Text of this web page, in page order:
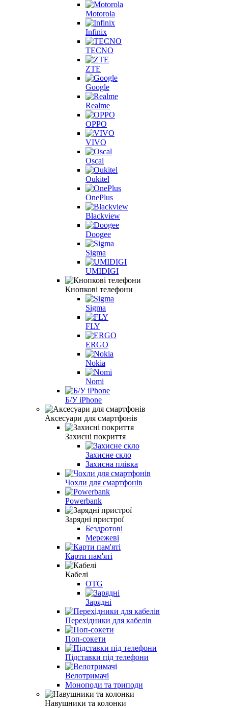
Motorola
Infinix
TECNO
ZTE
Google
Realme
OPPO
VIVO
Oscal
Oukitel
OnePlus
Blackview
Doogee
Sigma
UMIDIGI
Кнопкові телефони
Sigma
FLY
ERGO
Nokia
Nomi
Б/У iPhone
Аксесуари для смартфонів
Захисні покриття
Захисне скло
Захисна плівка
Чохли для смартфонів
Powerbank
Зарядні пристрої
Бездротові
Мережеві
Карти пам'яті
Кабелі
OTG
Зарядні
Перехідники для кабелів
Поп-сокети
Підставки під телефони
Велотримачі
Моноподи та триподи
Навушники та колонки